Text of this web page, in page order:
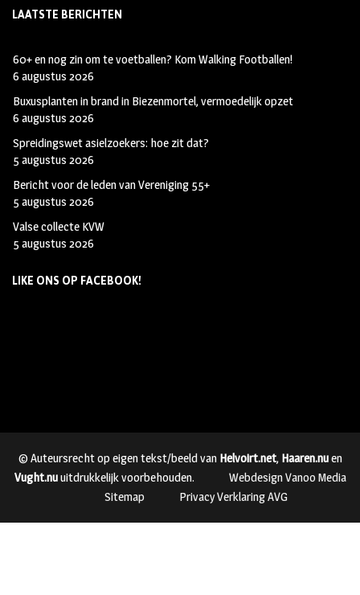
LAATSTE BERICHTEN
60+ en nog zin om te voetballen? Kom Walking Footballen!
6 augustus 2026
Buxusplanten in brand in Biezenmortel, vermoedelijk opzet
6 augustus 2026
Spreidingswet asielzoekers: hoe zit dat?
5 augustus 2026
Bericht voor de leden van Vereniging 55+
5 augustus 2026
Valse collecte KVW
5 augustus 2026
LIKE ONS OP FACEBOOK!
© Auteursrecht op eigen tekst/beeld van Helvoirt.net, Haaren.nuen
Vught.nuuitdrukkelijk voorbehouden.
Webdesign Vanoo Media
Sitemap
Privacy Verklaring AVG